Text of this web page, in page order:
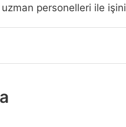
uzman personelleri ile işini